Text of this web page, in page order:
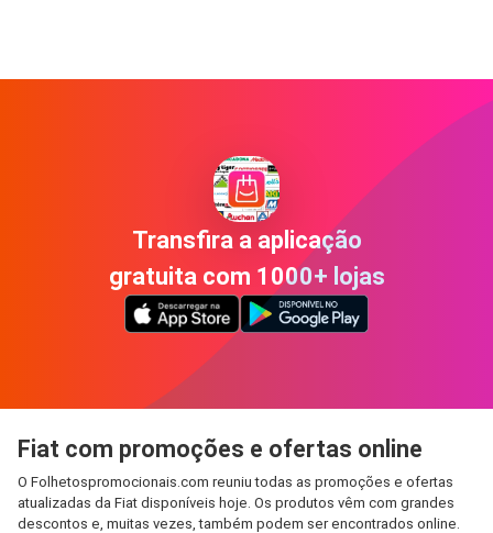
Transfira a aplicação
gratuita com 1000+ lojas
Fiat com promoções e ofertas online
O Folhetospromocionais.com reuniu todas as promoções e ofertas
atualizadas da Fiat disponíveis hoje. Os produtos vêm com grandes
descontos e, muitas vezes, também podem ser encontrados online.